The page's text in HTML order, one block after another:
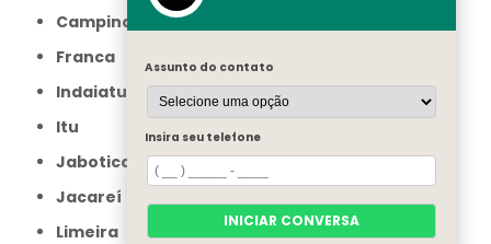
Campinas
Franca
Indaiatuba
Itu
Jaboticabal
Jacareí
Limeira
Assunto do contato
Insira seu telefone
INICIAR CONVERSA